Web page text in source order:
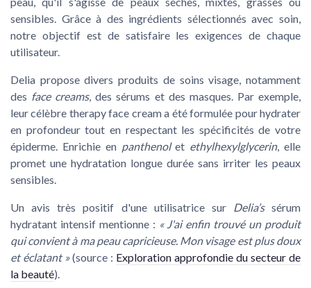
sensibles. Grâce à des ingrédients sélectionnés avec soin,
notre objectif est de satisfaire les exigences de chaque
utilisateur.
Delia propose divers produits de soins visage, notamment
des face creams, des sérums et des masques. Par exemple,
leur célèbre therapy face creama été formulée pour hydrater
en profondeur tout en respectant les spécificités de votre
épiderme. Enrichie en panthenolet ethylhexylglycerin, elle
promet une hydratation longue durée sans irriter les peaux
sensibles.
Un avis très positif d'une utilisatrice sur Delia’s sérum
hydratant intensifmentionne : « J'ai enfin trouvé un produit
qui convient à ma peau capricieuse. Mon visage est plus doux
et éclatant »(source : Exploration approfondie du secteur de
la beauté).